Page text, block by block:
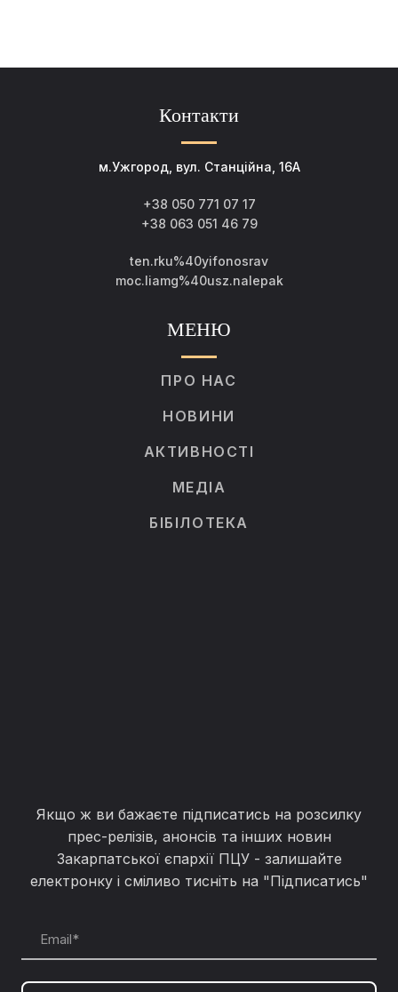
Контакти
м.Ужгород, вул. Станційна, 16А
+38 050 771 07 17
+38 063 051 46 79
ten.rku%40yifonosrav
moc.liamg%40usz.nalepak
МЕНЮ
ПРО НАС
НОВИНИ
АКТИВНОСТІ
МЕДІА
БІБІЛОТЕКА
Якщо ж ви бажаєте підписатись на розсилку
прес-релізів, анонсів та інших новин
Закарпатської єпархії ПЦУ - залишайте
електронку і сміливо тисніть на "Підписатись"